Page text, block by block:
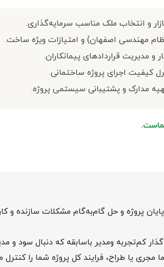
و انتخاب ملک مناسب سرمایه‌گذاری.
مهندسی اصفهان) و امتیازات ویژه ساخت.
و مدیریت قراردادهای پیمانکاران.
کیفیت اجرای پروژه ساختمانی.
مدارک و پشتیبانی سیستمی پروژه.
پروژه و حل گام‌به‌گام مشکلات سازنده و
کم‌تجربه ومدیر باسابقه که دنبال سود و
یا طراح، فرایند کل پروژه شما را کنترل